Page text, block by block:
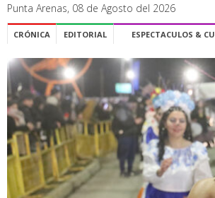
Punta Arenas, 08 de Agosto del 2026
CRÓNICA EDITORIAL ESPECTACULOS &